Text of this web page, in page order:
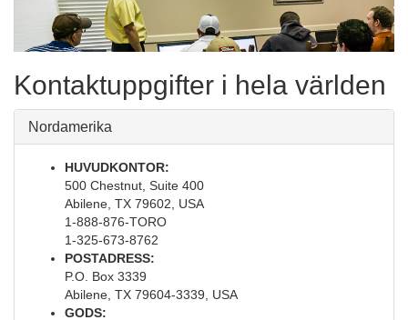
Kontaktuppgifter i hela världen
Nordamerika
HUVUDKONTOR:
500 Chestnut, Suite 400
Abilene, TX 79602, USA
1-888-876-TORO
1-325-673-8762
POSTADRESS:
P.O. Box 3339
Abilene, TX 79604-3339, USA
GODS: